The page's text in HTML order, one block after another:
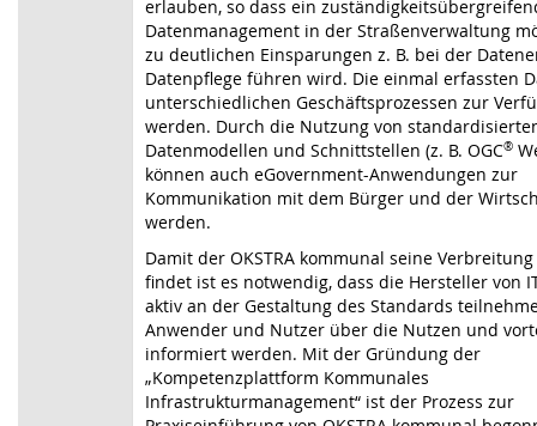
erlauben, so dass ein
Datenmanagement in der Straßenverwaltung
zu deutlichen Einsparungen z. B. bei der
Datenpflege führen wird. Die einmal erfassten
unterschiedlichen Geschäftsprozessen zur
werden. Durch die Nutzung von
Datenmodellen und Schnittstellen (z. B. OGC®
können auch eGovernment-Anwendungen zur
Kommunikation mit dem Bürger und der
werden.
Damit der OKSTRA kommunal seine
findet ist es notwendig, dass die Hersteller von
aktiv an der Gestaltung des Standards
Anwender und Nutzer über die Nutzen und
informiert werden. Mit der Gründung der
„Kompetenzplattform Kommunales
Infrastrukturmanagement“ ist der Prozess zur